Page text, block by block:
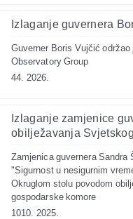
Izlaganje guvernera
Guverner Boris Vujčić
Observatory Group
44. 2026.
Izlaganje zamjenice
obilježavanja
Zamjenica guvernera Sandra
"Sigurnost u nesigurnim
Okruglom stolu povodom
gospodarske komore
1010. 2025.